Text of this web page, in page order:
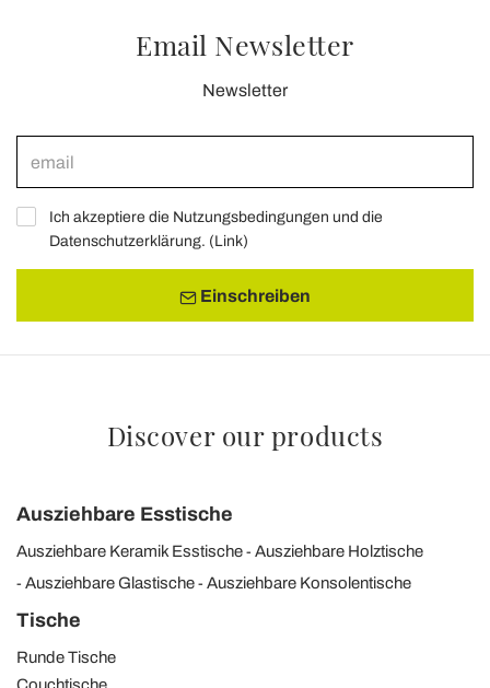
Email Newsletter
Newsletter
Ich akzeptiere die Nutzungsbedingungen und die
Datenschutzerklärung. (Link)
Einschreiben
Discover our products
Ausziehbare Esstische
Ausziehbare Keramik Esstische
Ausziehbare Holztische
Ausziehbare Glastische
Ausziehbare Konsolentische
Tische
Runde Tische